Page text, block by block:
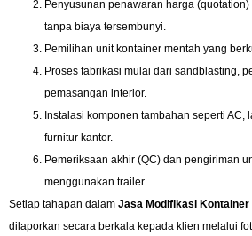
Penyusunan penawaran harga
tanpa biaya tersembunyi.
Pemilihan unit kontainer mentah yang
Proses fabrikasi mulai dari sandblasting,
pemasangan interior.
Instalasi komponen tambahan seperti AC,
furnitur kantor.
Pemeriksaan akhir (QC) dan pengiriman
menggunakan trailer.
Setiap tahapan dalam Jasa Modifikasi
dilaporkan secara berkala kepada klien melalui